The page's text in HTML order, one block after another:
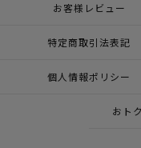
お客様レビュー
特定商取引法表記
個人情報ポリシー
おト